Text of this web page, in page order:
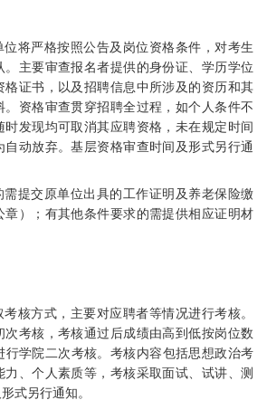
将严格按照公告及岗位资格条件，对考生
。主要审查报名者提供的身份证、学历学位
格证书，以及招聘信息中所涉及的资历和其
。资格审查贯穿招聘全过程，如个人条件不
发现均可取消其应聘资格，未在规定时间
动放弃。基层资格审查时间及形式另行通
提交原单位出具的工作证明及养老保险缴
章）；有其他条件要求的需提供相应证明材
核方式，主要对应聘者等情况进行考核。
次考核，考核通过后成绩由高到低按岗位数
行学院二次考核。考核内容包括思想政治考
、个人素质等，考核采取面试、试讲、测
式另行通知。